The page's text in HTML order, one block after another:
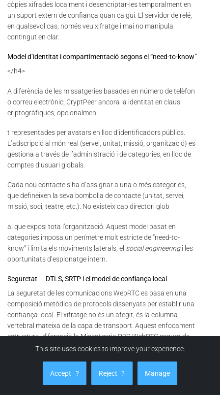
còpies xifrades localment i desencriptar-les temporalment en
un suport extern de confiança quan calgui. El servidor de relé,
en qualsevol cas, només veu xifratge i mai no manipula
contingut en clar.
Model d’identitat i compartimentació segons el “need-to-know”
</h4>
A diferència de les missatgeries basades en número de telèfon
o correu electrònic, CryptPeer ancora la identitat en claus
criptogràfiques, opcionalmen
t representades per avatars en lloc d’identificadors públics.
L’adscripció al món real (servei, unitat, missió, organització) es
gestiona a través de l’administració i de categories, en lloc de
comptes d’usuari globals.
Cada nou contacte s’ha d’assignar a una o més categories,
que defineixen la seva bombolla de contacte (unitat, servei,
missió, soci, teatre, etc.). No existeix cap directori glob
al que exposi tota l’organització. Aquest model basat en
categories imposa un perímetre molt estricte de “need-to-
know” i limita els moviments laterals, el social engineeringi les
oportunitats d’espionatge intern.
Seguretat — DTLS, SRTP i el model de confiança local
La seguretat de les comunicacions WebRTC es basa en una
composició metòdica de protocols dissenyats per establir una
confiança local. El xifratge no és un afegit; és la columna
vertebral mateixa de la capa de transport. Aquest enfocament
estructural diferencia la Missatgeria P2P WebRTC segura de
les plataformes de xat tradicionals, on el servei actua sovint
claus mai no surten dels parells
This site uses cookies to improve your experience.
Accept ? Reject ? Manage